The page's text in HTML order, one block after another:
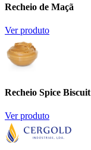
Recheio de Maçã
Ver produto
Recheio Spice Biscuit
Ver produto